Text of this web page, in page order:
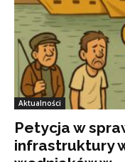
Aktualności
Petycja w
infrastruktury